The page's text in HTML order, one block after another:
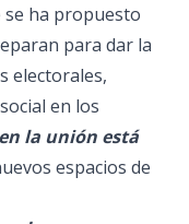
ha propuesto
para dar la
electorales,
en los
en la unión está
espacios de